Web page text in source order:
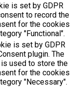
is set by GDPR
to record the
for the cookies
"Functional".
is set by GDPR
plugin. The
used to store the
for the cookies
"Necessary".